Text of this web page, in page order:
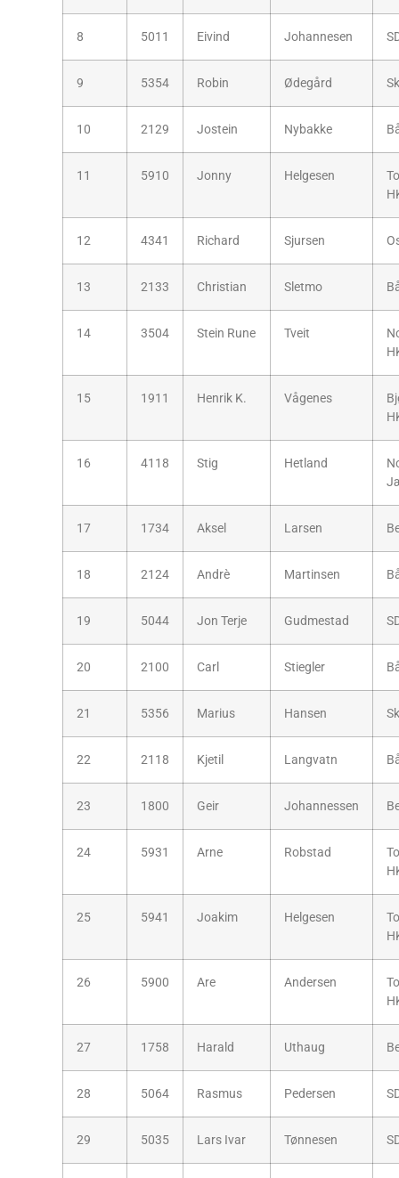
8 5011 Eivind Johannesen
9 5354 Robin Ødegård
10 2129 Jostein Nybakke
11 5910 Jonny Helgesen
12 4341 Richard Sjursen
13 2133 Christian Sletmo
14 3504 Stein Rune Tveit
15 1911 Henrik K. Vågenes
16 4118 Stig Hetland
17 1734 Aksel Larsen
18 2124 Andrè Martinsen
19 5044 Jon Terje Gudmestad
20 2100 Carl Stiegler
21 5356 Marius Hansen
22 2118 Kjetil Langvatn
23 1800 Geir Johannessen
24 5931 Arne Robstad
25 5941 Joakim Helgesen
26 5900 Are Andersen
27 1758 Harald Uthaug
28 5064 Rasmus Pedersen
29 5035 Lars Ivar Tønnesen